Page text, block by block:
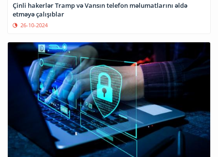
Çinli hakerlər Tramp və Vansın telefon məlumatlarını əldə
etməyə çalışıblar
26-10-2024